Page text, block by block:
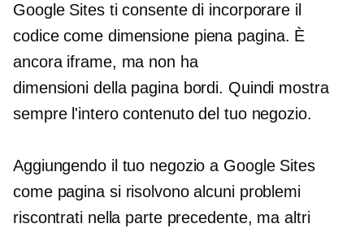
Google Sites ti consente di incorporare il
codice come dimensione piena pagina. È
ancora iframe, ma non ha
dimensioni della paginabordi. Quindi mostra
sempre l'intero contenuto del tuo negozio.
Aggiungendo il tuo negozio a Google Sites
come pagina si risolvono alcuni problemi
riscontrati nella parte precedente, ma altri